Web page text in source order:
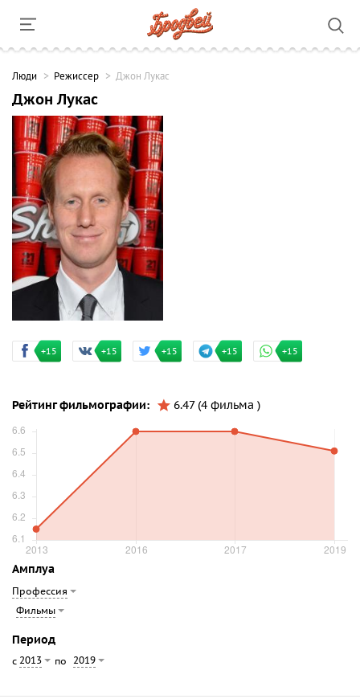
Люди Режиссер Джон Лукас
Джон Лукас
+15 +15 +15 +15 +15
Рейтинг фильмографии: 6.47 (4 фильма )
Амплуа
Профессия
Фильмы
Период
с 2013 по 2019